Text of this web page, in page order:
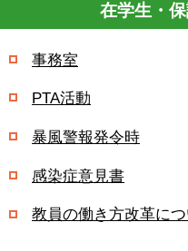
在学生・
事務室
PTA活動
暴風警報発令時
感染症意見書
教員の働き方改革につ